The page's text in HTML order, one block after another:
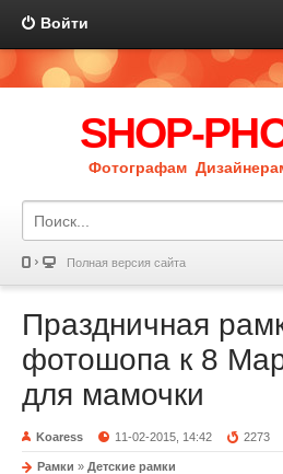
Войти
SHOP-
Фотографам
Полная версия сайта
Праздничная
фотошопа к 8
для мамочки
Koaress 11-02-2015, 14:42 2273
Рамки » Детские рамки